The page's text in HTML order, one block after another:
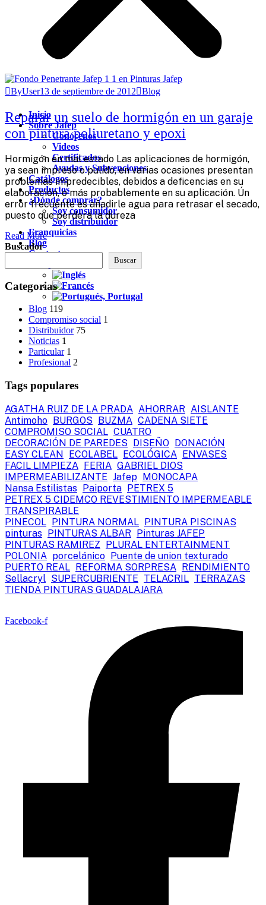
Inicio
Sobre Jafep
Conócenos
Videos
Certificados
Ayudas y Subvenciones
Catálogos
Productos
¿Dónde comprar?
Soy consumidor
Soy distribuidor
Franquicias
Blog
Contacto
ByUser13 de septiembre de 2012 Blog
Reparar un suelo de hormigón en un garaje
con pintura poliuretano y epoxi
Hormigón en mal estado Las aplicaciones de hormigón,
ya sean impreso o pulido, en varias ocasiones presentan
problemas impredecibles, debidos a deficencias en su
elaboración, o más probablemente en su aplicación. Ún
error frecuente es añadirle agua para retrasar el secado,
puesto que perderá la dureza
Read More
Buscador
Buscar
Categorias
Blog 119
Compromiso social 1
Distribuidor 75
Noticias 1
Particular 1
Profesional 2
Tags populares
AGATHA RUIZ DE LA PRADA AHORRAR AISLANTE
Antimoho BURGOS BUZMA CADENA SIETE
COMPROMISO SOCIAL CUATRO
DECORACIÓN DE PAREDES DISEÑO DONACIÓN
EASY CLEAN ECOLABEL ECOLÓGICA ENVASES
FACIL LIMPIEZA FERIA GABRIEL DIOS
IMPERMEABILIZANTE Jafep MONOCAPA
Nansa Estilistas Paiporta PETREX 5
PETREX 5 CIDEMCO REVESTIMIENTO IMPERMEABLE
TRANSPIRABLE
PINECOL PINTURA NORMAL PINTURA PISCINAS
pinturas PINTURAS ALBAR Pinturas JAFEP
PINTURAS RAMIREZ PLURAL ENTERTAINMENT
POLONIA porcelánico Puente de union texturado
PUERTO REAL REFORMA SORPRESA RENDIMIENTO
Sellacryl SUPERCUBRIENTE TELACRIL TERRAZAS
TIENDA PINTURAS GUADALAJARA
Facebook-f